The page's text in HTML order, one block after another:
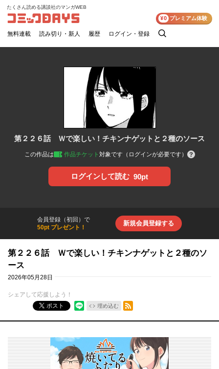
コミックDAYS
たくさん読める講談社のマンガWEB
無料連載 読み切り・新人 履歴 ログイン・登録
検
¥0 プレミアム体験
第２２６話 Ｗで楽しい！チキンナゲットと２種のソース
この作品は 作品チケット 対象です（ログインが必要です）
ログインして読む 90pt
会員登録（初回）で
50pt プレゼント！
新規会員登録する
第２２６話 Ｗで楽しい！チキンナゲットと２種のソ
ース
2026年05月28日
シェアして応援しよう！
ポスト
埋め込む
RSSフィード